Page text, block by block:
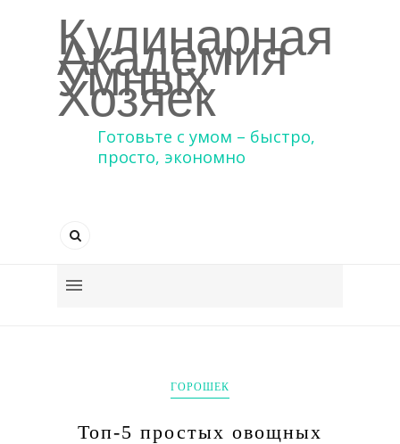
Кулинарная
Академия
Умных
Хозяек
Готовьте с умом – быстро,
просто, экономно
ГОРОШЕК
Топ-5 простых овощных